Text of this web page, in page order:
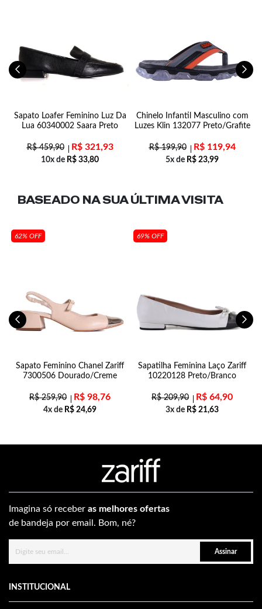
Sapato Loafer Feminino Luz Da
Lua 60340002 Saara Preto
R$459,90 R$321,93
10x de R$ 33,80
Chinelo Infantil Masculino com
Luzes Klin 132077 Preto/Grafite
R$199,90 R$119,94
5x de R$ 23,99
BASEADO NA SUAÚLTIMA VISITA
62% OFF
Sapato Feminino Chanel Zariff
7300506 Dourado/Creme
R$259,90 R$ 98,76
4x de R$ 24,69
69% OFF
Sapatilha Feminina Laço Zariff
10220128 Preto/Branco
R$209,90 R$ 64,90
3x de R$ 21,63
Imagina só receber as melhores ofertas
de bandeja por email. Bom, né?
Assinar
INSTITUCIONAL